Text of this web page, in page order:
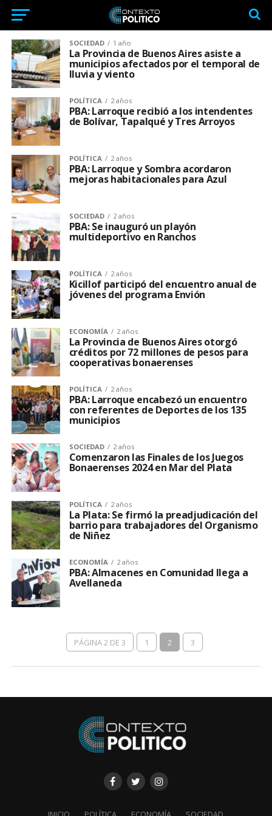
SOCIEDAD 1 año
La Provincia de Buenos Aires asiste a
municipios afectados por el temporal de
lluvia y viento
POLÍTICA 2 años
PBA: Larroque recibió a los intendentes
de Bolívar, Tapalqué y Tres Arroyos
POLÍTICA 2 años
PBA: Larroque y Sombra acordaron
mejoras habitacionales para Azul
SOCIEDAD 2 años
PBA: Se inauguró un playón
multideportivo en Ranchos
POLÍTICA 2 años
Kicillof participó del encuentro anual de
jóvenes del programa Envión
ECONOMÍA 2 años
La Provincia de Buenos Aires otorgó
créditos por 72 millones de pesos para
cooperativas bonaerenses
POLÍTICA 2 años
PBA: Larroque encabezó un encuentro
con referentes de Deportes de los 135
municipios
SOCIEDAD 2 años
Comenzaron las Finales de los Juegos
Bonaerenses 2024 en Mar del Plata
POLÍTICA 2 años
La Plata: Se firmó la preadjudicación del
barrio para trabajadores del Organismo
de Niñez
ECONOMÍA 2 años
PBA: Almacenes en Comunidad llega a
Avellaneda
PÁGINA 2 DE 3 1 2 3